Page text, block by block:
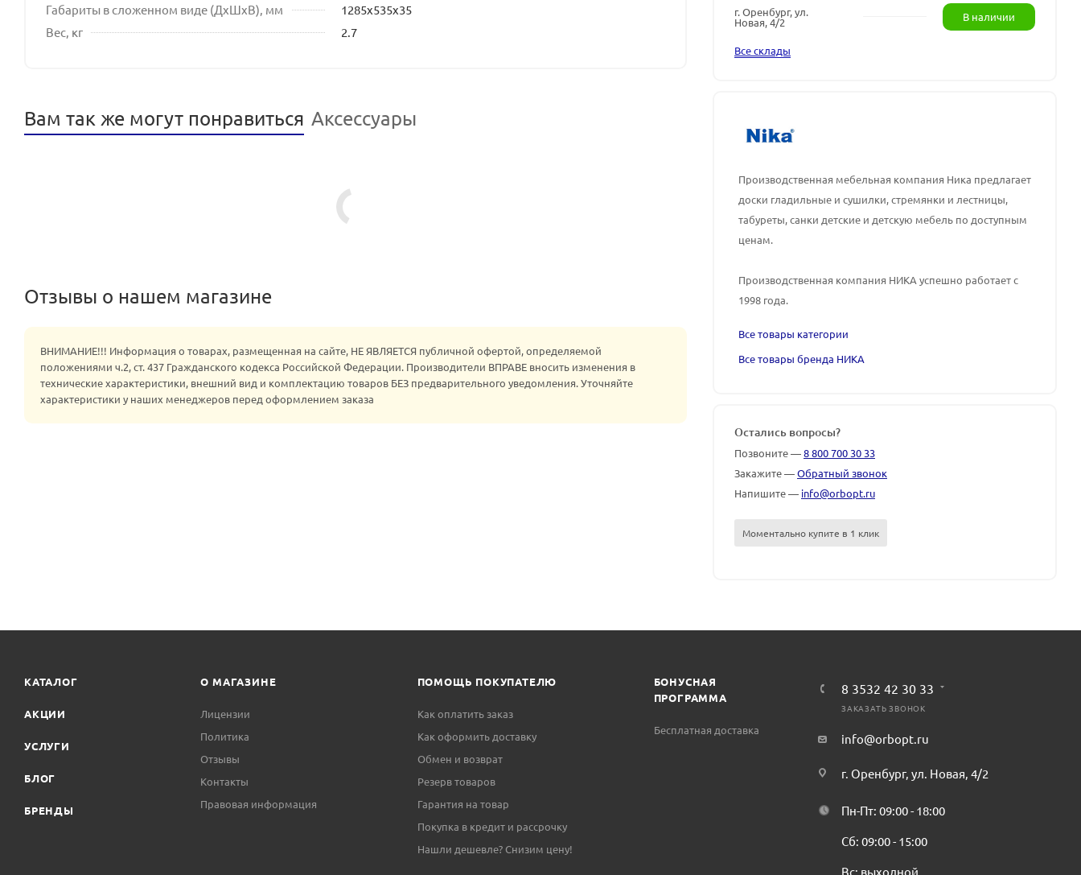
Габариты в сложенном виде (ДхШхВ), мм
1285х535х35
Вес, кг
2.7
Вам так же могут понравиться Аксессуары
Отзывы о нашем магазине
ВНИМАНИЕ!!! Информация о товарах, размещенная на сайте, НЕ ЯВЛЯЕТСЯ публичной офертой, определяемой
положениями ч.2, ст. 437 Гражданского кодекса Российской Федерации. Производители ВПРАВЕ вносить изменения в
технические характеристики, внешний вид и комплектацию товаров БЕЗ предварительного уведомления. Уточняйте
характеристики у наших менеджеров перед оформлением заказа
г. Оренбург, ул.
Новая, 4/2 В наличии
Все склады
Производственная мебельная компания Ника предлагает
доски гладильные и сушилки, стремянки и лестницы,
табуреты, санки детские и детскую мебель по доступным
ценам.
Производственная компания НИКА успешно работает с
1998 года.
Все товары категории
Все товары бренда НИКА
Остались вопросы?
Позвоните —8 800 700 30 33
Закажите —Обратный звонок
Напишите — info@orbopt.ru
Моментально купите в 1 клик
КАТАЛОГ
АКЦИИ
УСЛУГИ
БЛОГ
БРЕНДЫ
О МАГАЗИНЕ
Лицензии
Политика
Отзывы
Контакты
Правовая информация
ПОМОЩЬ ПОКУПАТЕЛЮ
Как оплатить заказ
Как оформить доставку
Обмен и возврат
Резерв товаров
Гарантия на товар
Покупка в кредит и рассрочку
Нашли дешевле? Снизим цену!
БОНУСНАЯ
ПРОГРАММА
Бесплатная доставка
8 3532 42 30 33
ЗАКАЗАТЬ ЗВОНОК
info@orbopt.ru
г. Оренбург, ул. Новая, 4/2
Пн-Пт: 09:00 - 18:00
Сб: 09:00 - 15:00
Вс: выходной